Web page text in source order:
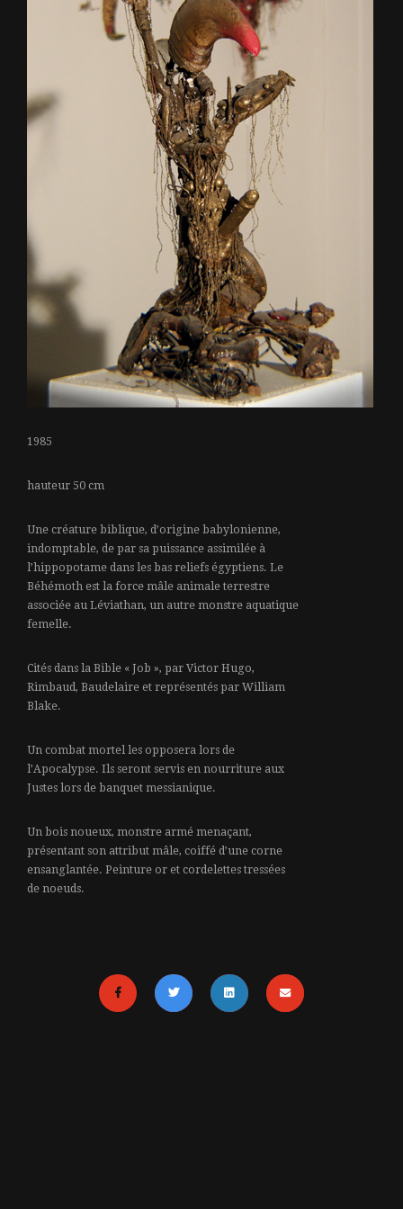
1985
hauteur 50 cm
Une créature biblique, d’origine babylonienne,
indomptable, de par sa puissance assimilée à
l’hippopotame dans les bas reliefs égyptiens. Le
Béhémoth est la force mâle animale terrestre
associée au Léviathan, un autre monstre aquatique
femelle.
Cités dans la Bible « Job », par Victor Hugo,
Rimbaud, Baudelaire et représentés par William
Blake.
Un combat mortel les opposera lors de
l’Apocalypse. Ils seront servis en nourriture aux
Justes lors de banquet messianique.
Un bois noueux, monstre armé menaçant,
présentant son attribut mâle, coiffé d’une corne
ensanglantée. Peinture or et cordelettes tressées
de noeuds.